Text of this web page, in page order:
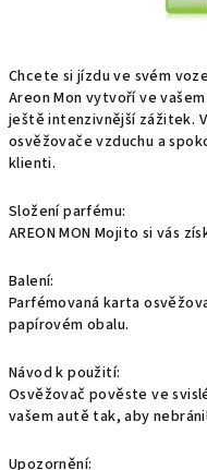
Chcete si jízdu ve svém
Areon Mon vytvoří ve
ještě intenzivnější zážitek.
osvěžovače vzduchu a
klienti.
Složení parfému:
AREON MON Mojito si vás
Balení:
Parfémovaná karta
papírovém obalu.
Návod k použití:
Osvěžovač pověste ve
vašem autě tak, aby
Upozornění: